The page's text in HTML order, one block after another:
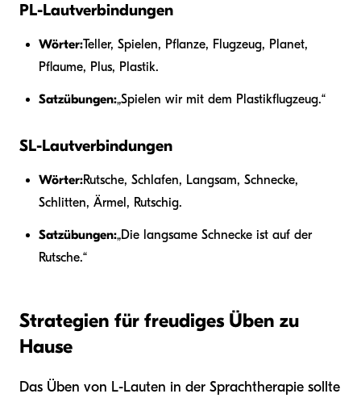
PL-Lautverbindungen
Wörter:Teller, Spielen, Pflanze, Flugzeug, Planet,
Pflaume, Plus, Plastik.
Satzübungen:„Spielen wir mit dem Plastikflugzeug.“
SL-Lautverbindungen
Wörter:Rutsche, Schlafen, Langsam, Schnecke,
Schlitten, Ärmel, Rutschig.
Satzübungen:„Die langsame Schnecke ist auf der
Rutsche.“
Strategien für freudiges Üben zu
Hause
Das Üben von L-Lauten in der Sprachtherapie sollte